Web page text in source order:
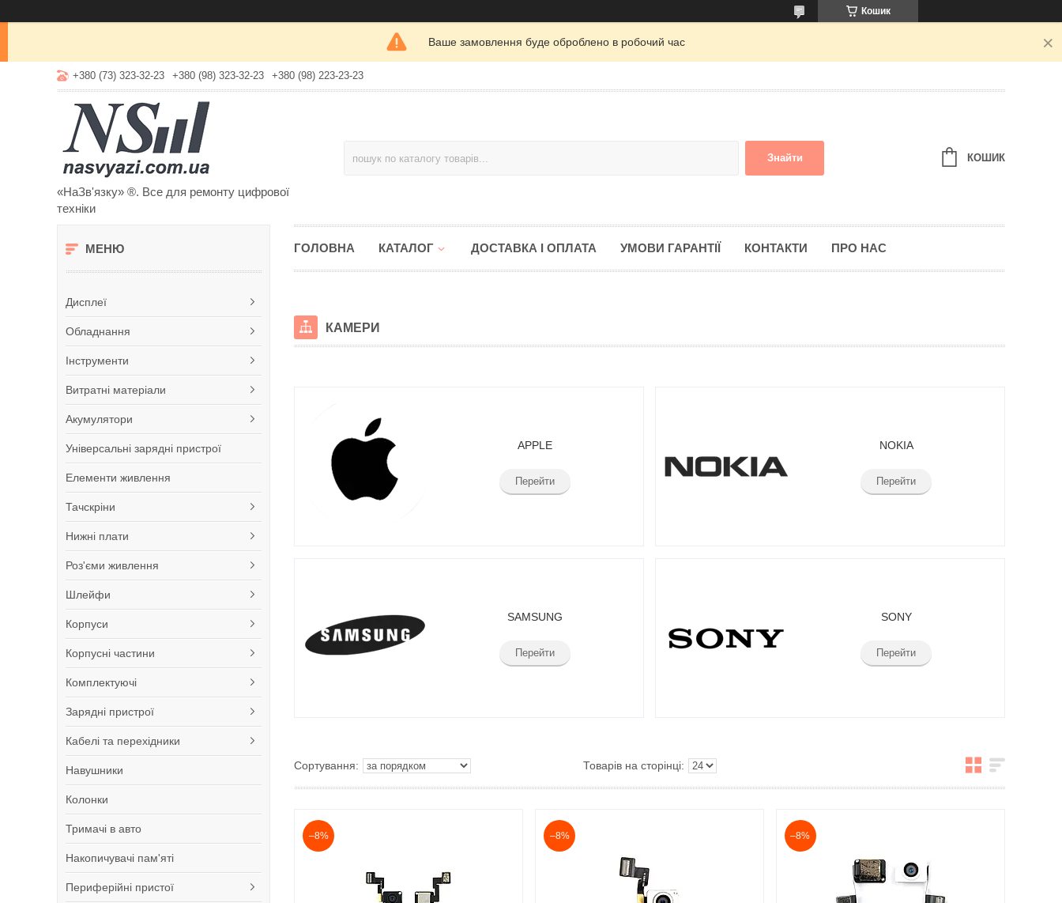
Кошик
Ваше замовлення буде оброблено в робочий час
+380 (73) 323-32-23 +380 (98) 323-32-23 +380 (98) 223-23-23
«НаЗв'язку» ®. Все для ремонту цифрової
техніки
Знайти КОШИК
Дисплеї
Обладнання
Інструменти
Витратні матеріали
Акумулятори
Універсальні зарядні пристрої
Елементи живлення
Тачскріни
Нижні плати
Роз'єми живлення
Шлейфи
Корпуси
Корпусні частини
Комплектуючі
Зарядні пристрої
Кабелі та перехідники
Навушники
Колонки
Тримачі в авто
Накопичувачі пам'яті
Периферійні пристої
ГОЛОВНА КАТАЛОГ ДОСТАВКА І ОПЛАТА УМОВИ ГАРАНТІЇ КОНТАКТИ ПРО НАС
КАМЕРИ
APPLE
Перейти
NOKIA
Перейти
SAMSUNG
Перейти
SONY
Перейти
–8% –8% –8%